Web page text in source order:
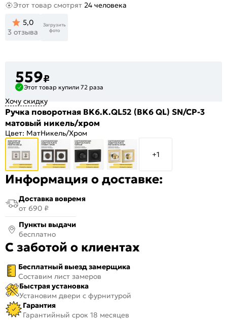
Этот товар смотрят 24 человека
5,0
3 отзыва
Загрузить
фото
559₽
Этот товар купили 72 раза
Хочу скидку
Ручка поворотная BK6.K.QL52 (BK6 QL) SN/CP-3
матовый никель/хром
Цвет: МатНикель/Хром
+1
Информация о доставке:
Доставка вовремя
от 690 ₽
Пункты выдачи
бесплатно
С заботой о клиентах
Бесплатный выезд замерщика
Составим лист замеров
Быстрая установка
Установим двери с фурнитурой
Гарантия
Гарантийный срок 18 месяцев